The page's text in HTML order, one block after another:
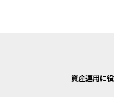
資産運用に